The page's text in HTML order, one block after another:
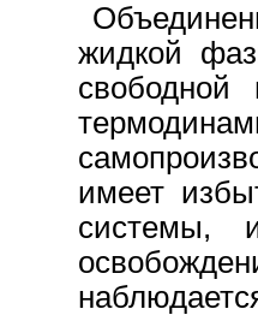
жидкой
имеет
системы,